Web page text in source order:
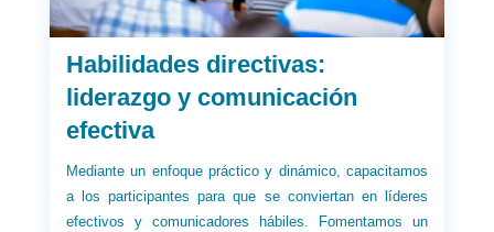
Habilidades directivas:
liderazgo y comunicación
efectiva
Mediante un enfoque práctico y dinámico, capacitamos
a los participantes para que se conviertan en líderes
efectivos y comunicadores hábiles. Fomentamos un